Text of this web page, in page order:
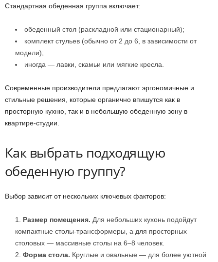
Стандартная обеденная группа включает:
обеденный стол (раскладной или стационарный);
комплект стульев (обычно от 2 до 6, в зависимости от
модели);
иногда — лавки, скамьи или мягкие кресла.
Современные производители предлагают эргономичные и
стильные решения, которые органично впишутся как в
просторную кухню, так и в небольшую обеденную зону в
квартире-студии.
Как выбрать подходящую
обеденную группу?
Выбор зависит от нескольких ключевых факторов:
Размер помещения. Для небольших кухонь подойдут
компактные столы-трансформеры, а для просторных
столовых — массивные столы на 6–8 человек.
Форма стола. Круглые и овальные — для более уютной